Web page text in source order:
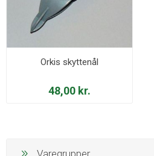
Orkis skyttenål
48,00 kr.